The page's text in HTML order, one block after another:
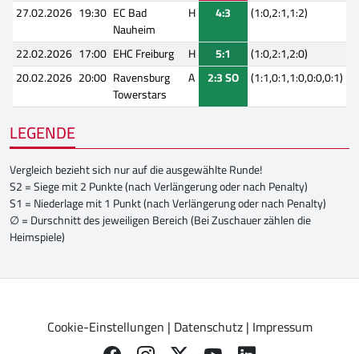
27.02.2026 19:30 EC Bad
Nauheim
H 4:3
(1:0,2:1,1:2)
22.02.2026 17:00 EHC Freiburg H 5:1
(1:0,2:1,2:0)
20.02.2026 20:00 Ravensburg
Towerstars
A 2:3 SO (1:1,0:1,1:0,0:0,0:1)
LEGENDE
Vergleich bezieht sich nur auf die ausgewählte Runde!
S2 = Siege mit 2 Punkte (nach Verlängerung oder nach Penalty)
S1 = Niederlage mit 1 Punkt (nach Verlängerung oder nach Penalty)
∅ = Durschnitt des jeweiligen Bereich (Bei Zuschauer zählen die
Heimspiele)
Cookie-Einstellungen | Datenschutz| Impressum